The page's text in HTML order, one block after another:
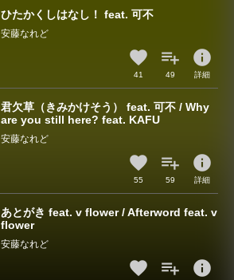
ひたかくしはなし！ feat. 可不
安藤なれど
41 49
info
詳細
君欠草（きみかけそう） feat. 可不 / Why
are you still here? feat. KAFU
安藤なれど
55 59
info
詳細
あとがき feat. v flower / Afterword feat. v
flower
安藤なれど
info